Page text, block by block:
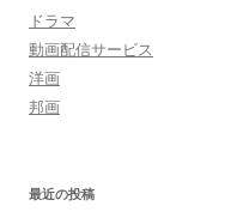
ドラマ
動画配信サービス
洋画
邦画
最近の投稿